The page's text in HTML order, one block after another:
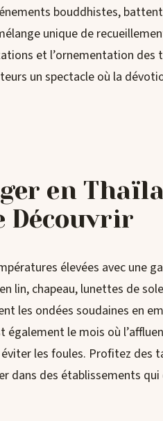
bouddhistes,
unique de
et l’ornementation des
un spectacle où la
en
Découvrir
élevées avec une
lin, chapeau, lunettes de
les ondées soudaines en
également le mois où
les foules. Profitez des
dans des établissements